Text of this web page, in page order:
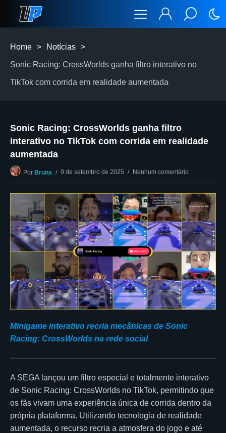
Home > Notícias >
Sonic Racing: CrossWorlds ganha filtro interativo no
TikTok com corrida em realidade aumentada
Sonic Racing: CrossWorlds ganha filtro
interativo no TikTok com corrida em realidade
aumentada
Por Bruna 9 de setembro de 2025 Nenhum comentário
Minigame interativo recria mecânicas de Sonic
Racing: CrossWorlds na rede social
A SEGA lançou um filtro especial e totalmente interativo
de Sonic Racing: CrossWorlds no TikTok, permitindo que
os fãs vivam uma experiência única de corrida dentro da
própria plataforma. Utilizando tecnologia de realidade
aumentada, o recurso recria a atmosfera do jogo e até